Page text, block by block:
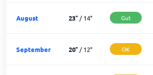
August 23°/14° Gut
September 20°/12° OK